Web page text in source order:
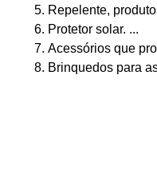
Repelente,
Protetor solar. ...
Acessórios que
Brinquedos para